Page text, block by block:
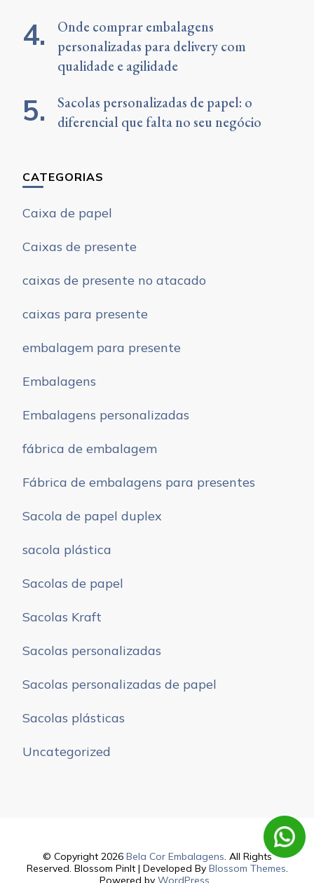
Onde comprar embalagens
personalizadas para delivery com
qualidade e agilidade
Sacolas personalizadas de papel: o
diferencial que falta no seu negócio
CATEGORIAS
Caixa de papel
Caixas de presente
caixas de presente no atacado
caixas para presente
embalagem para presente
Embalagens
Embalagens personalizadas
fábrica de embalagem
Fábrica de embalagens para presentes
Sacola de papel duplex
sacola plástica
Sacolas de papel
Sacolas Kraft
Sacolas personalizadas
Sacolas personalizadas de papel
Sacolas plásticas
Uncategorized
© Copyright 2026 Bela Cor Embalagens. All Rights
Reserved. Blossom PinIt | Developed By Blossom Themes.
Powered by WordPress